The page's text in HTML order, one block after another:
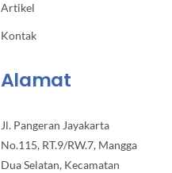
Artikel
Kontak
Alamat
Jl. Pangeran Jayakarta
No.115, RT.9/RW.7, Mangga
Dua Selatan, Kecamatan